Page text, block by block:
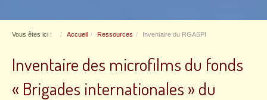
Vous êtes ici : Accueil Ressources Inventaire du RGASPI
Inventaire des microfilms du fonds
« Brigades internationales » du